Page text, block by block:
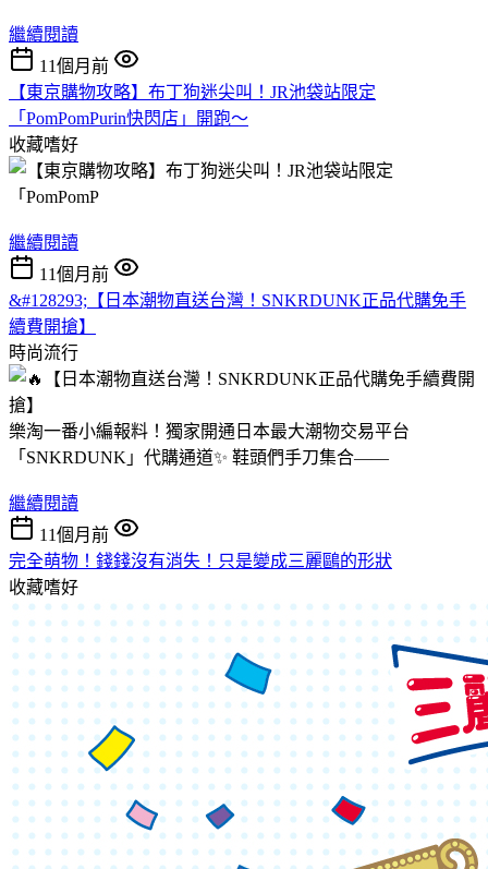
繼續閱讀
11個月前
【東京購物攻略】布丁狗迷尖叫！JR池袋站限定
「PomPomPurin快閃店」開跑～
收藏嗜好
繼續閱讀
11個月前
&#128293;【日本潮物直送台灣！SNKRDUNK正品代購免手
續費開搶】
時尚流行
樂淘一番小編報料！獨家開通日本最大潮物交易平台
「SNKRDUNK」代購通道✨ 鞋頭們手刀集合——
繼續閱讀
11個月前
完全萌物！錢錢沒有消失！只是變成三麗鷗的形狀
收藏嗜好